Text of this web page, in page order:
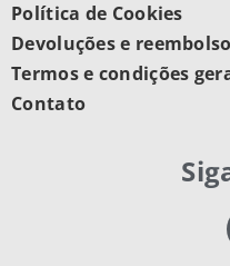
Política de Cookies
Devoluções e
Termos e condições
Contato